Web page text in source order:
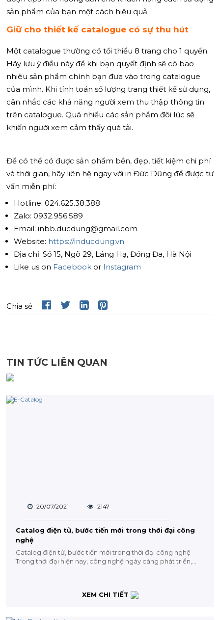
sản phẩm của bạn một cách hiệu quả.
Giữ cho thiết kế catalogue có sự thu hút
Một catalogue thường có tối thiểu 8 trang cho 1 quyển.
Hãy lưu ý điều này để khi bạn quyết định sẽ có bao
nhiêu sản phẩm chính bạn đưa vào trong catalogue
của mình. Khi tính toán số lượng trang thiết kế sử dụng,
cân nhắc các khả năng người xem thu thập thông tin
trên catalogue. Quá nhiều các sản phẩm đôi lúc sẽ
khiến người xem cảm thấy quá tải.
Để có thể có được sản phẩm bền, đẹp, tiết kiệm chi phí
và thời gian, hãy liên hệ ngay với in Đức Dũng để được tư
vấn miễn phí:
Hotline: 024.625.38.388
Zalo: 0932.956.589
Email: inbb.ducdung@gmail.com
Website: https://inducdung.vn
Địa chỉ: Số 15, Ngõ 29, Láng Hạ, Đống Đa, Hà Nội
Like us on Facebook or Instagram
Chia sẻ
TIN TỨC LIÊN QUAN
20/07/2021 2147
Catalog điện tử, bước tiến mới trong thời đại công
nghệ
Catalog điện tử, bước tiến mới trong thời đại công nghệ
Trong thời đại hiện nay, công nghệ ngày càng phát triển,
XEM CHI TIẾT